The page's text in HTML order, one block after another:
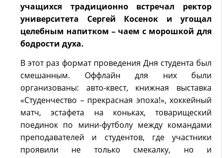
учащихся традиционно встречал ректор
университета Сергей Косенок и угощал
целебным напитком – чаем с морошкой для
бодрости духа.
В этот раз формат проведения Дня студента был
смешанным. Оффлайн для них были
организованы: авто-квест, книжная выставка
«Студенчество – прекрасная эпоха!», хоккейный
матч, эстафета на коньках, товарищеский
поединок по мини-футболу между командами
преподавателей и студентов, где участники
проявили не только смекалку, но и